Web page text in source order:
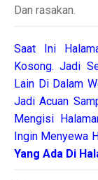
Dan rasakan.
Saat Ini
Kosong. Jadi
Lain Di Dalam
Jadi Acuan
Mengisi
Ingin Menyewa
Yang Ada Di